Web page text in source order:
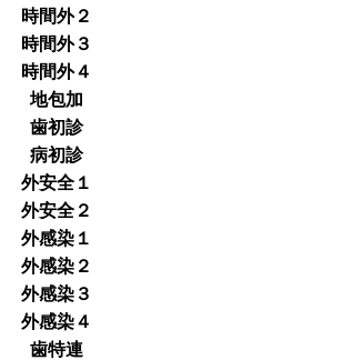
時間外２
時間外３
時間外４
地包加
歯初診
病初診
外安全１
外安全２
外感染１
外感染２
外感染３
外感染４
歯特連